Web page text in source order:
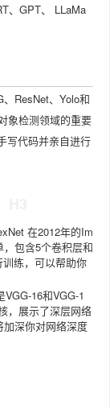
、GPT、 LLaMa
ResNet、Yolo和
象检测领域的重要
写代码并亲自进行
在2012年的Im
包含5个卷积层和
练，可以帮助你
16和VGG-1
，展示了深层网络
深你对网络深度